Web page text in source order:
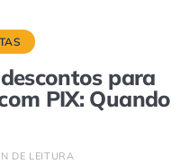
para
PIX: Quando
DE LEITURA